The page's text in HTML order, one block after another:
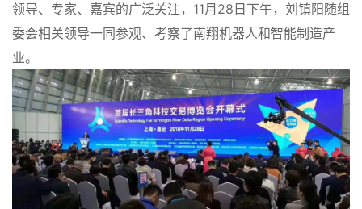
领导、专家、嘉宾的广泛关注，11月28日下午，刘镇阳随组
委会相关领导一同参观、考察了南翔机器人和智能制造产
业。